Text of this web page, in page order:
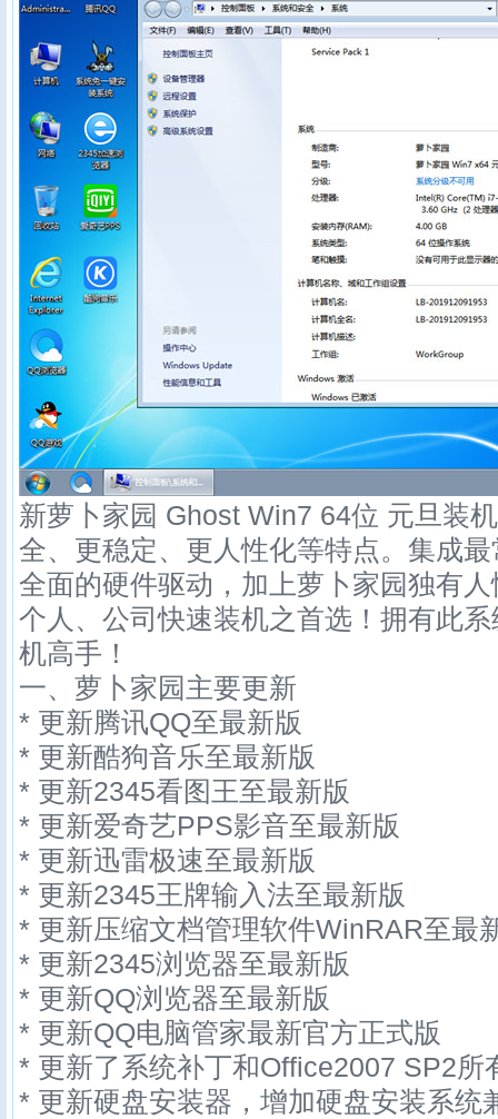
新萝卜家园 Ghost Win7 64位 元旦装
全、更稳定、更人性化等特点。集成
全面的硬件驱动，加上萝卜家园独有
个人、公司快速装机之首选！拥有此
机高手！
一、萝卜家园主要更新
* 更新腾讯QQ至最新版
* 更新酷狗音乐至最新版
* 更新2345看图王至最新版
* 更新爱奇艺PPS影音至最新版
* 更新迅雷极速至最新版
* 更新2345王牌输入法至最新版
* 更新压缩文档管理软件WinRAR至最
* 更新2345浏览器至最新版
* 更新QQ浏览器至最新版
* 更新QQ电脑管家最新官方正式版
* 更新了系统补丁和Office2007 SP2所
* 更新硬盘安装器，增加硬盘安装系统